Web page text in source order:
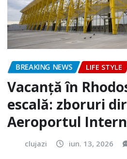
BREAKING NEWS LIFE STYLE
Vacanță în
escală: zboruri
Aeroportul
clujazi iun. 13, 2026